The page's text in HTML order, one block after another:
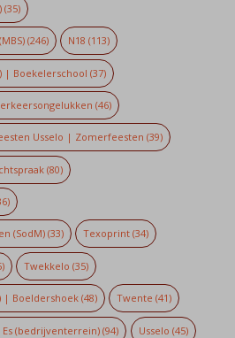
(35)
(246) N18 (113)
| Boekelerschool (37)
(46)
Usselo | Zomerfeesten (39)
(80)
(SodM)(33) Texoprint (34)
Twekkelo (35)
| Boeldershoek(48) Twente (41)
Es (bedrijventerrein) (94) Usselo (45)